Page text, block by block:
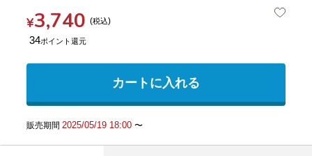
¥3,740 税込
34
カートに入れる
販売期間 2025/05/19 18:00〜